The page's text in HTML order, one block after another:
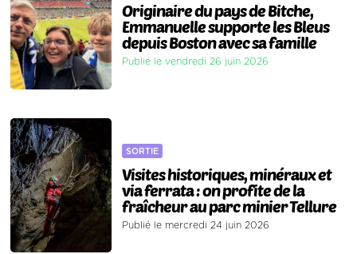
Originaire du pays de Bitche,
Emmanuelle supporte les Bleus
depuis Boston avec sa famille
Publié le vendredi 26 juin 2026
SORTIE
Visites historiques, minéraux et
via ferrata : on profite de la
fraîcheur au parc minier Tellure
Publié le mercredi 24 juin 2026